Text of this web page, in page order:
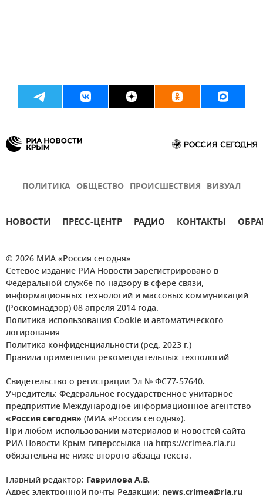
ПОЛИТИКА ОБЩЕСТВО ПРОИСШЕСТВИЯ ВИЗУАЛ
НОВОСТИ ПРЕСС-ЦЕНТР РАДИО КОНТАКТЫ
© 2026 МИА «Россия сегодня»
Сетевое издание РИА Новости зарегистрировано в
Федеральной службе по надзору в сфере связи,
информационных технологий и массовых коммуникаций
(Роскомнадзор) 08 апреля 2014 года.
Политика использования Cookie и автоматического
логирования
Политика конфиденциальности (ред. 2023 г.)
Правила применения рекомендательных технологий
Свидетельство о регистрации Эл № ФС77-57640.
Учредитель: Федеральное государственное унитарное
предприятие Международное информационное агентство
«Россия сегодня» (МИА «Россия сегодня»).
При любом использовании материалов и новостей сайта
РИА Новости Крым гиперссылка на https://crimea.ria.ru
обязательна не ниже второго абзаца текста.
Главный редактор: Гаврилова А.В.